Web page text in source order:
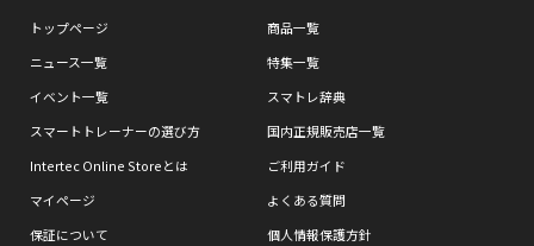
トップページ
商品一覧
ニュース一覧
特集一覧
イベント一覧
スマトレ辞典
スマートトレーナーの選び方
国内正規販売店一覧
Intertec Online Storeとは
ご利用ガイド
マイページ
よくある質問
保証について
個人情報保護方針